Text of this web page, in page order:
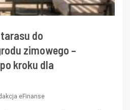
do
zimowego –
kroku dla
eFinanse